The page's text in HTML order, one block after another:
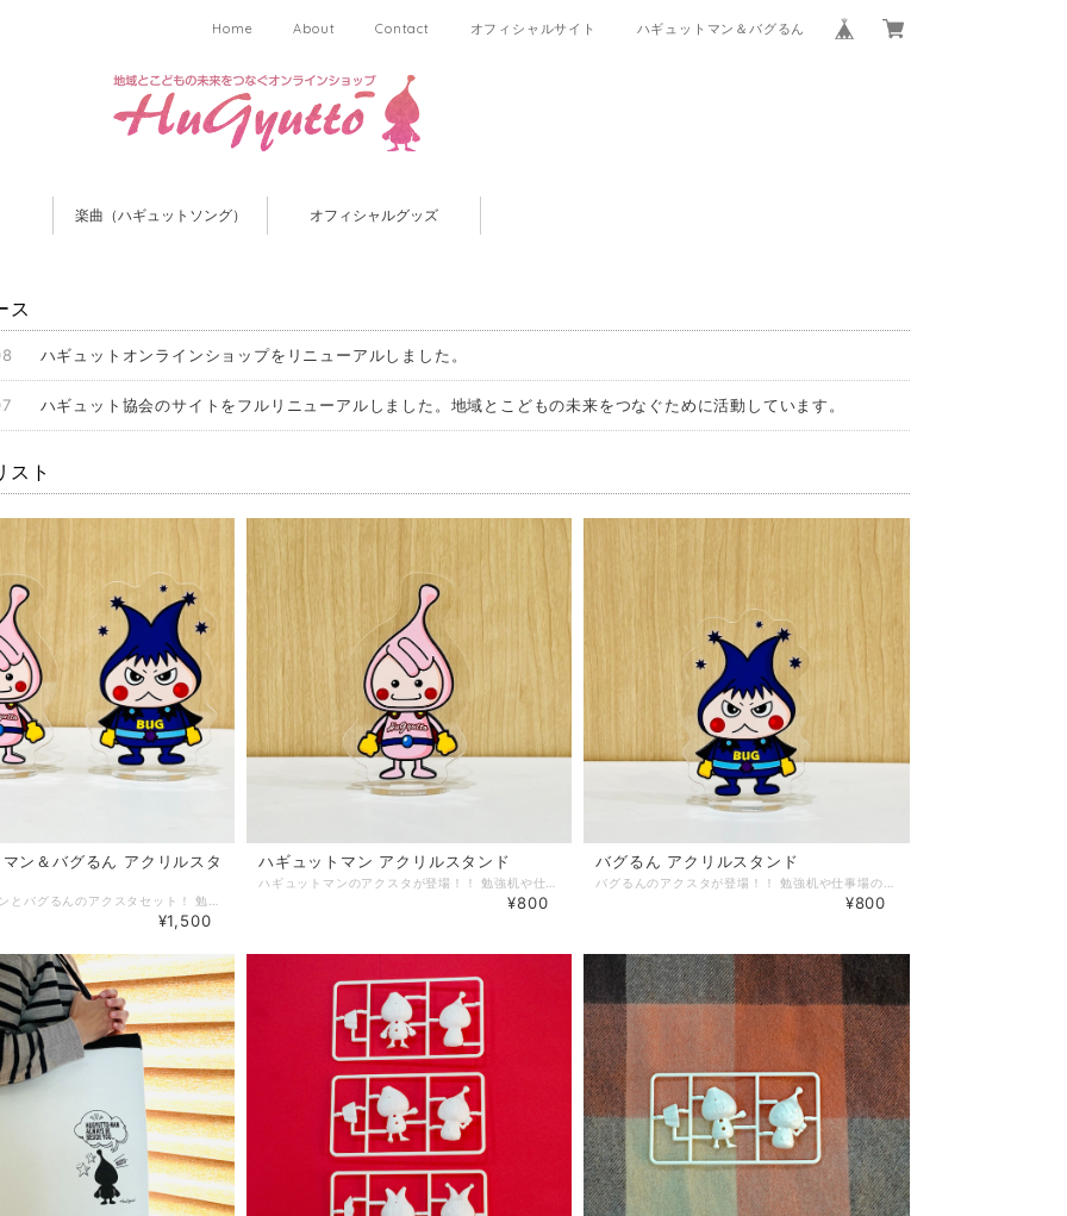
Home About Contact オフィシャルサイト ハギュットマン＆バグるん
楽曲（ハギュットソング） オフィシャルグッズ
ス
ハギュットオンラインショップをリニューアルしました。
ハギュット協会のサイトをフルリニューアルしました。地域とこどもの未来をつなぐために活動しています。
スト
ン＆バグるん アクリルスタ
¥1,500
ハギュットマン アクリルスタンド
¥800
バグるん アクリルスタンド
¥800